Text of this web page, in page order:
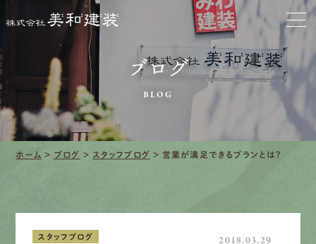
お家をきれいに
会社をきれいに
クリーニング
施工事例
ブログ
BLOG
ホーム > ブログ > スタッフブログ > 営業が満足できるプランとは？
スタッフブログ 2018.03.29